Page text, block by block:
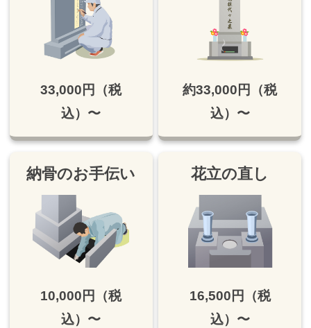
33,000円（税
込）〜
約33,000円（税
込）〜
納骨のお手伝い
10,000円（税
込）〜
花立の直し
16,500円（税
込）〜